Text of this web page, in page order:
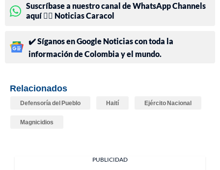
Suscríbase a nuestro canal de WhatsApp Channels
aquí 👉🏻 Noticias Caracol
✔️ Síganos en Google Noticias con toda la
información de Colombia y el mundo.
Relacionados
Defensoría del Pueblo Haití Ejército Nacional
Magnicidios
PUBLICIDAD